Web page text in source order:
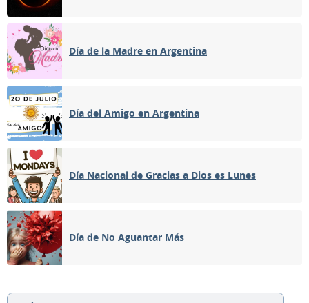
Día de la Madre en Argentina
Día del Amigo en Argentina
Día Nacional de Gracias a Dios es Lunes
Día de No Aguantar Más